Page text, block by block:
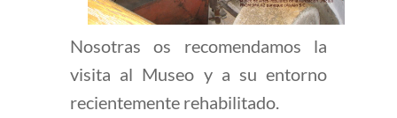
Nosotras os recomendamos la
visita al Museo y a su entorno
recientemente rehabilitado.